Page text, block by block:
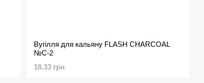
Вугілля для кальяну FLASH CHARCOAL
№C-2
18.33 грн